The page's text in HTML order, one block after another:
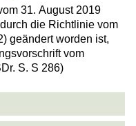
31. August 2019
die Richtlinie vom
geändert worden ist,
vom
S. S 286)